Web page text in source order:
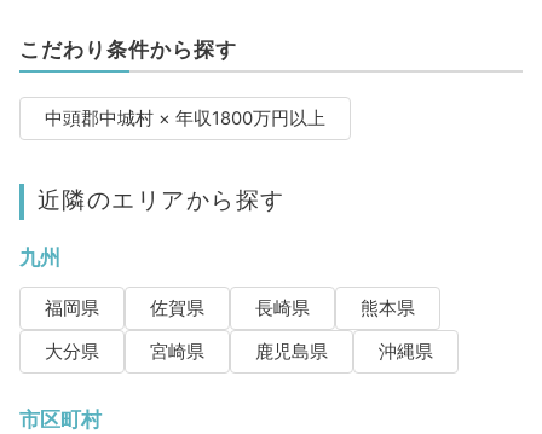
こだわり条件から探す
中頭郡中城村 × 年収1800万円以上
近隣のエリアから探す
九州
福岡県 佐賀県 長崎県
熊本県
大分県
宮崎県 鹿児島県 沖縄県
市区町村